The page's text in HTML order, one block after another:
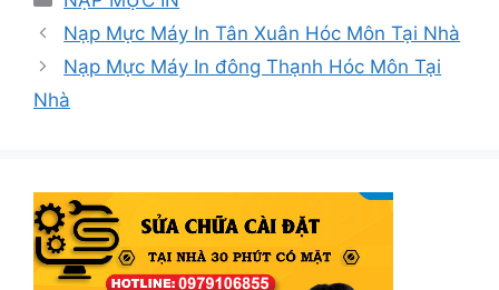
mục
Nạp Mực Máy In Tân Xuân Hóc Môn Tại Nhà
Nạp Mực Máy In đông Thạnh Hóc Môn Tại
Nhà